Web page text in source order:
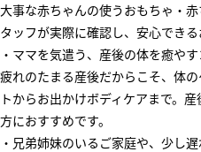
大事な赤ちゃんの使うおもちゃ・
タッフが実際に確認し、安心できる
・ママを気遣う、産後の体を癒や
疲れのたまる産後だからこそ、体
トからお出かけボディケアまで。
方におすすめです。
・兄弟姉妹のいるご家庭や、少し